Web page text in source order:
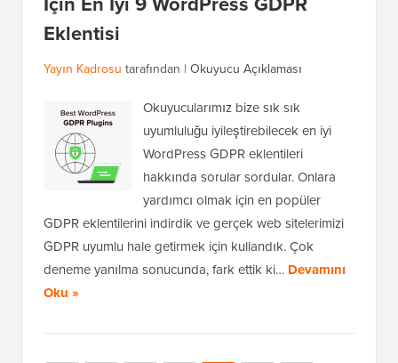
Eklentisi
Yayın Kadrosu tarafından | Okuyucu Açıklaması
Okuyucularımız bize sık sık
uyumluluğu iyileştirebilecek en iyi
WordPress GDPR eklentileri
hakkında sorular sordular. Onlara
yardımcı olmak için en popüler
GDPR eklentilerini indirdik ve gerçek web sitelerimizi
GDPR uyumlu hale getirmek için kullandık. Çok
deneme yanılma sonucunda, fark ettik ki… Devamını
Oku »